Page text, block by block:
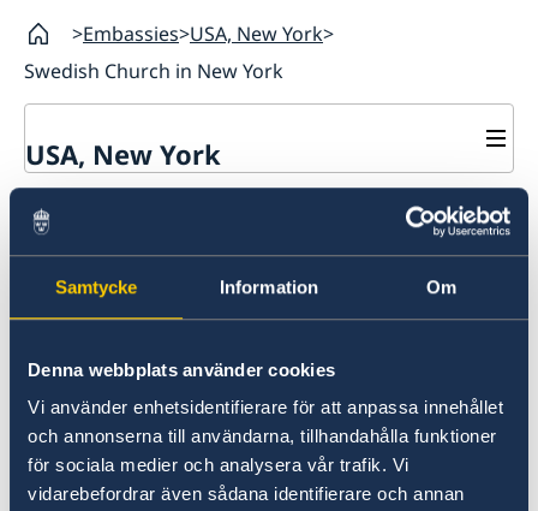
Samtycke Information Om
Denna webbplats använder cookies
Vi använder enhetsidentifierare för att anpassa innehållet
och annonserna till användarna, tillhandahålla funktioner
för sociala medier och analysera vår trafik. Vi
vidarebefordrar även sådana identifierare och annan
Embassies USA, New York
Swedish Church in New York
USA, New York
Contact
About us
The Consul General
The Swedish Residence in New York
Job Openings
Privacy Policy for Social Media Accounts
Data protection policy
Promoting Sweden
Midsummer 2026
Newsletter
Swedish Church in New York
Church of Sweden New York
5 East 48th Street
Tfn: (212) 832-8443
https://www.svenskakyrkan.se/newyork
Last updated 11 May 2019, 11.36 AM